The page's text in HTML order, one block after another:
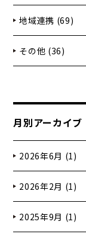
地域連携 (69)
その他 (36)
月別アーカイブ
2026年6月 (1)
2026年2月 (1)
2025年9月 (1)